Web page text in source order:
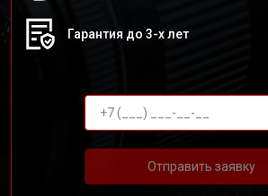
Гарантия до 3-х лет
Отправить заявку